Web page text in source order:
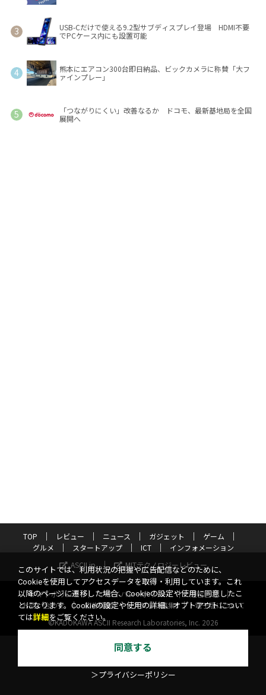
USB-Cだけで使える9.2型サブディスプレイ登場 HDMI不要
でPCケース内にも設置可能
熊本にエアコン300台即日納品、ビックカメラに称賛「大フ
ァインプレー」
「つながりにくい」改善なるか ドコモ、最新基地局を全国
展開へ
TOP レビュー ニュース ガジェット
ゲーム
グルメ
スタートアップ ICT
インフォメーション
ASCII.jp
MITテクノロジーレビュー
サイトポリシー プライバシーポリシー
運営会社
お問い合わせ
広告掲載 スタッフ募集
電子版について
©KADOKAWA ASCII Research Laboratories, Inc. 2026
このサイトでは、利用状況の把握や広告配信などのために、
Cookieを使用してアクセスデータを取得・利用しています。これ
以降のページに遷移した場合、Cookieの設定や使用に同意したこ
とになります。Cookieの設定や使用の詳細、オプトアウトについ
ては詳細 をご覧ください。
同意する
＞プライバシーポリシー